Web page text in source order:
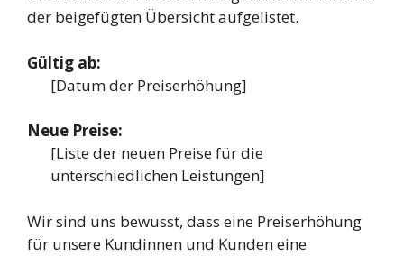
der beigefügten Übersicht aufgelistet.
Gültig ab:
[Datum der Preiserhöhung]
Neue Preise:
[Liste der neuen Preise für die
unterschiedlichen Leistungen]
Wir sind uns bewusst, dass eine Preiserhöhung
für unsere Kundinnen und Kunden eine